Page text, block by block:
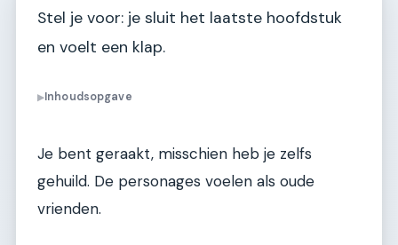
Stel je voor: je sluit het laatste hoofdstuk
en voelt een klap.
▶Inhoudsopgave
Je bent geraakt, misschien heb je zelfs
gehuild. De personages voelen als oude
vrienden.